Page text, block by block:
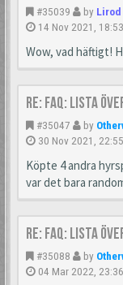
#35039 by Lirod
14 Nov 2021, 18:53
Wow, vad häftigt!
Re: FAQ: Lista
#35047 by
30 Nov 2021, 22:55
Köpte 4 andra
var det bara
Re: FAQ: Lista
#35088 by
04 Mar 2022, 23:36